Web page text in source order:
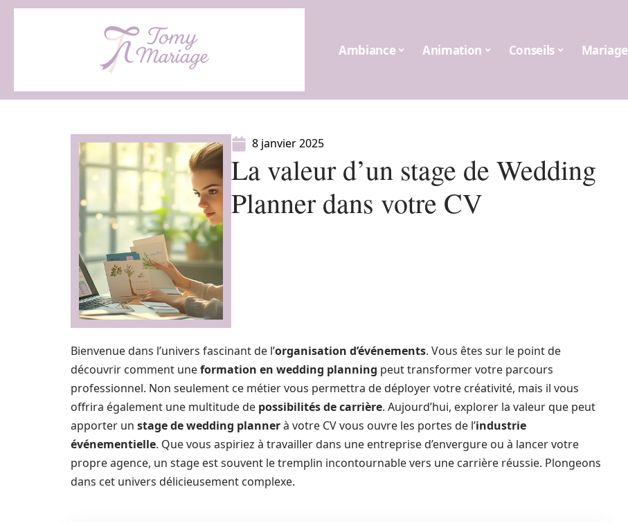
Ambiance Animation Conseils Mariage
8 janvier 2025
La valeur d’un stage de Wedding
Planner dans votre CV
Bienvenue dans l’univers fascinant de l’organisation d’événements. Vous êtes sur le point de
découvrir comment uneformation en wedding planning peut transformer votre parcours
professionnel. Non seulement ce métier vous permettra de déployer votre créativité, mais il vous
offrira également une multitude de possibilités de carrière. Aujourd’hui, explorer la valeur que peut
apporter un stage de wedding plannerà votre CV vous ouvre les portes de l’industrie
événementielle. Que vous aspiriez à travailler dans une entreprise d’envergure ou à lancer votre
propre agence, un stage est souvent le tremplin incontournable vers une carrière réussie. Plongeons
dans cet univers délicieusement complexe.